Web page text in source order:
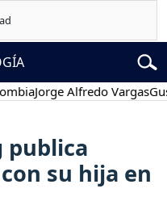
Jorge Alfredo Vargas
publica
su hija en